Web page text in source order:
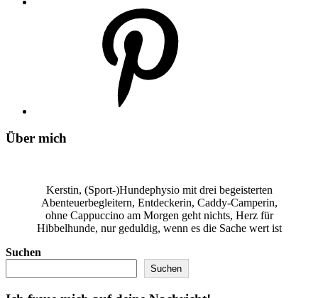
Über mich
Kerstin, (Sport-)Hundephysio mit drei begeisterten
Abenteuerbegleitern, Entdeckerin, Caddy-Camperin,
ohne Cappuccino am Morgen geht nichts, Herz für
Hibbelhunde, nur geduldig, wenn es die Sache wert ist
Suchen
Suchen